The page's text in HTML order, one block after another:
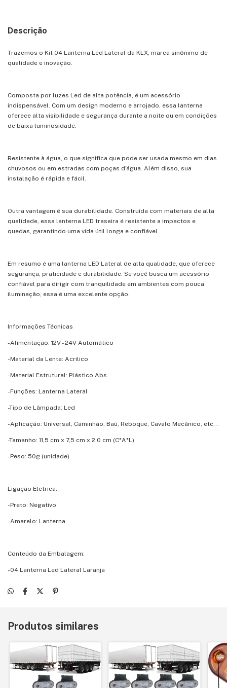
Descrição
Trazemos o Kit 04 Lanterna Led Lateral da KLX, marca sinônimo de
qualidade e inovação.
Composta por luzes Led de alta potência, é um acessório
indispensável. Com um design moderno e arrojado, essa lanterna
oferece alta visibilidade e segurança durante a noite ou em condições
de baixa luminosidade.
Resistente à água, o que significa que pode ser usada mesmo em dias
chuvosos ou em estradas com poças d'água. Além disso, sua
instalação é rápida e fácil.
Outra vantagem é sua durabilidade. Construída com materiais de alta
qualidade, essa lanterna LED traseira é resistente a impactos e
quedas, garantindo uma vida útil longa e confiável.
Em resumo é uma lanterna LED Lateral de alta qualidade, que oferece
segurança, praticidade e durabilidade. Se você busca um acessório
confiável para dirigir com tranquilidade em ambientes com pouca
iluminação, essa é uma excelente opção.
Informações Técnicas
-Alimentação: 12V - 24V Automático
-Material da Lente: Acrilico
-Material Estrutural: Plástico Abs
-Funções: Lanterna Lateral
-Tipo de Lâmpada: Led
-Aplicação: Universal, Caminhão, Baú, Reboque, Cavalo Mecânico, etc...
-Tamanho: 11,5 cm x 7,5 cm x 2,0 cm (C*A*L)
-Peso: 50g (unidade)
Ligação Eletrica:
-Preto: Negativo
-Amarelo: Lanterna
Conteúdo da Embalagem:
-04 Lanterna Led Lateral Laranja
Produtos similares